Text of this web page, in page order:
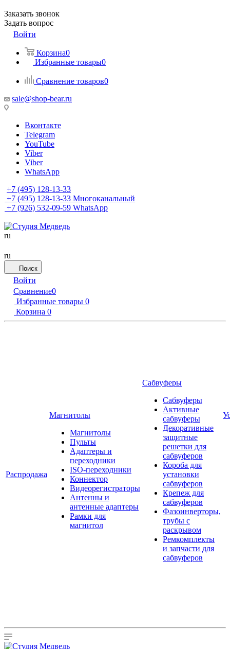
Заказать звонок
Задать вопрос
Войти
Корзина0
Избранные товары0
Сравнение товаров0
sale@shop-bear.ru
Вконтакте
Telegram
YouTube
Viber
Viber
WhatsApp
+7 (495) 128-13-33
+7 (495) 128-13-33 Многоканальный
+7 (926) 532-09-59 WhatsApp
ru
ru
Поиск
Войти
Сравнение0
Избранные товары 0
Корзина 0
Распродажа
Магнитолы
Магнитолы
Пульты
Адаптеры и
переходники
ISO-переходники
Коннектор
Видеорегистраторы
Антенны и
антенные адаптеры
Рамки для
магнитол
Сабвуферы
Сабвуферы
Активные
сабвуферы
Декоративные
защитные
решетки для
сабвуферов
Короба для
установки
сабвуферов
Крепеж для
сабвуферов
Фазоинверторы,
трубы с
раскрывом
Ремкомплекты
и запчасти для
сабвуферов